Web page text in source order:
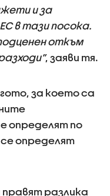
и за
в тази посока.
откъм
, заяви тя.
за което са
определят по
определят
разлика